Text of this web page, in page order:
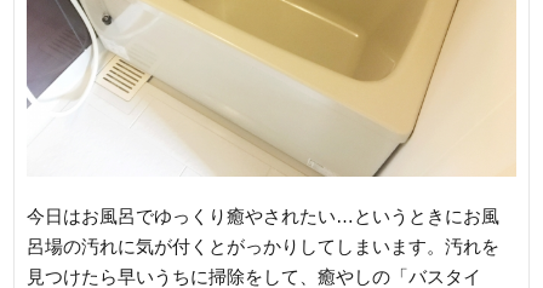
今日はお風呂でゆっくり癒やされたい…というときにお風
呂場の汚れに気が付くとがっかりしてしまいます。汚れを
見つけたら早いうちに掃除をして、癒やしの「バスタイ